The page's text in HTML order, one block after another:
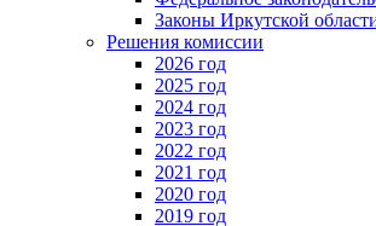
Законы Иркутской
Решения комиссии
2026 год
2025 год
2024 год
2023 год
2022 год
2021 год
2020 год
2019 год